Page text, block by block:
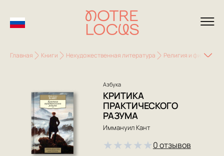
Главная Книги Нехудожественная литература Религия и
Азбука
КРИТИКА
ПРАКТИЧЕСКОГО
РАЗУМА
Иммануил Кант
★★★★★0 отзывов